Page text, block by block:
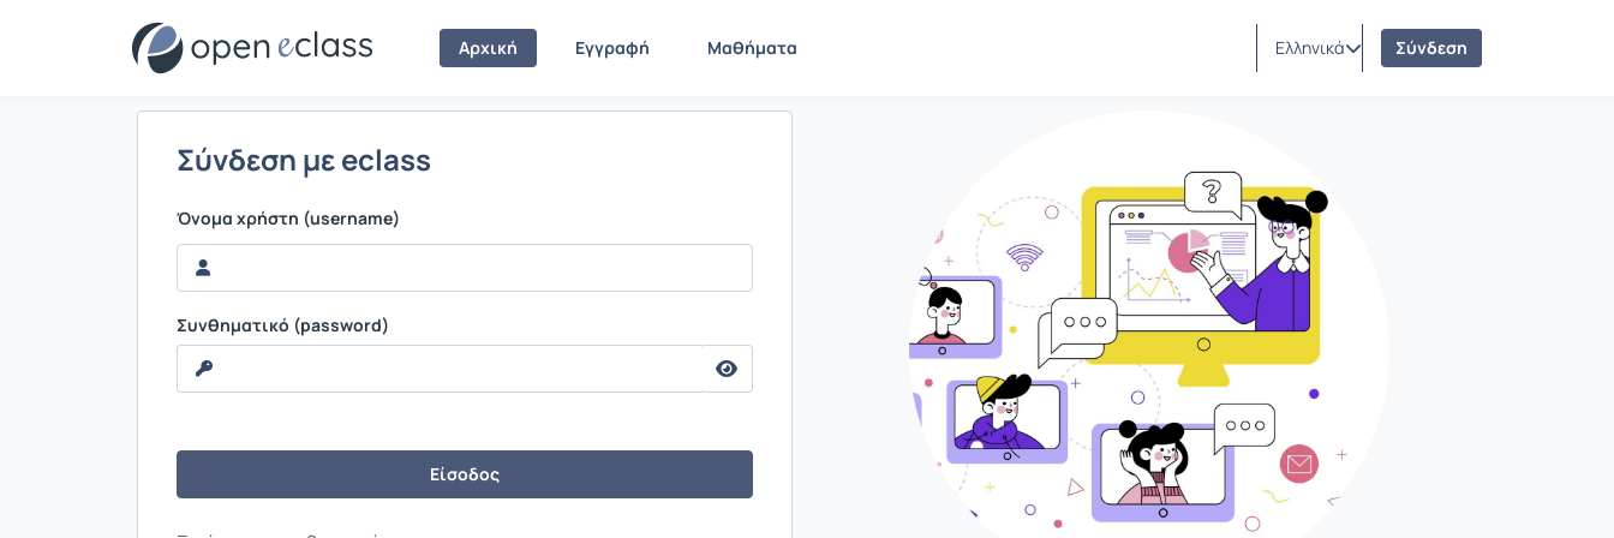
Αρχική Εγγραφή Μαθήματα Ελληνικά Σύνδεση
Σύνδεση
Σύνδεση με eclass
Όνομα χρήστη (username)
Συνθηματικό (password)